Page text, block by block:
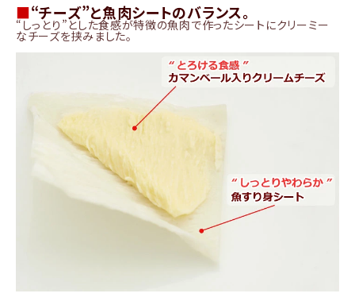
■“チーズ”と魚肉シートのバランス。
“しっとり”とした食感が特徴の魚肉で作ったシートにクリーミー
なチーズを挟みました。